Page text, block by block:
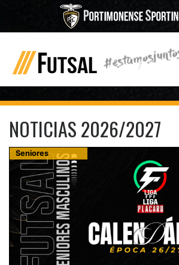
NOTICIAS 2026/2027
Seniores